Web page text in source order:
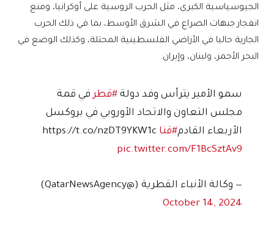
الجيوسياسية الكبرى، مثل الحرب الروسية على أوكرانيا، ومنع
انفجار جبهات الصراع في الشرق الأوسط، بما في ذلك الحرب
الجارية حاليا في الأراضي الفلسطينية المحتلة، وكذلك الوضع في
البحر الأحمر، ولبنان، وإيران.
سمو الأمير يترأس وفد دولة #قطرفي قمة
مجلس التعاون والاتحاد الأوروبي في بروكسل
الأربعاء القادم#قنا
pic.twitter.com/F1BcSztAv9
— وكالة الأنباء القطرية (@QatarNewsAgency)
October 14, 2024